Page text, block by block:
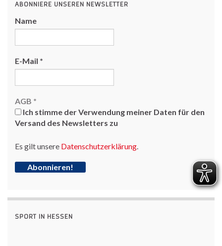
ABONNIERE UNSEREN NEWSLETTER
Name
E-Mail *
AGB *
Ich stimme der Verwendung meiner Daten für den
Versand des Newsletters zu
Es gilt unsere Datenschutzerklärung.
SPORT IN HESSEN